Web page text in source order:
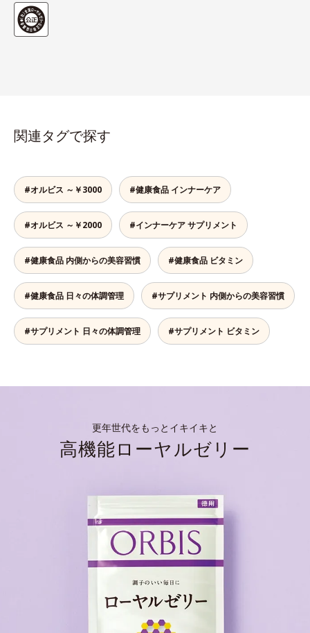
関連タグで探す
#オルビス ～￥3000 #健康食品 インナーケア
#オルビス ～￥2000 #インナーケア サプリメント
#健康食品 内側からの美容習慣 #健康食品 ビタミン
#健康食品 日々の体調管理 #サプリメント 内側からの美容習慣
#サプリメント 日々の体調管理 #サプリメント ビタミン
更年世代をもっとイキイキと
高機能ローヤルゼリー